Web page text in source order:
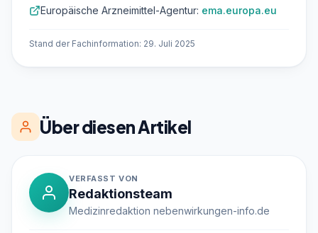
Europäische Arzneimittel-Agentur: ema.europa.eu
Stand der Fachinformation: 29. Juli 2025
Über diesen Artikel
VERFASST VON
Redaktionsteam
Medizinredaktion nebenwirkungen-info.de